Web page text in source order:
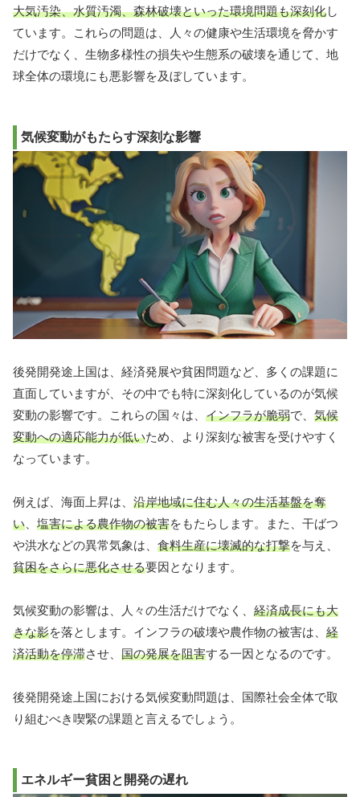
大気汚染、水質汚濁、森林破壊といった環境問題も深刻化し
ています。これらの問題は、人々の健康や生活環境を脅かす
だけでなく、生物多様性の損失や生態系の破壊を通じて、地
球全体の環境にも悪影響を及ぼしています。
気候変動がもたらす深刻な影響
後発開発途上国は、経済発展や貧困問題など、多くの課題に
直面していますが、その中でも特に深刻化しているのが気候
変動の影響です。これらの国々は、 インフラが脆弱で、 気候
変動への適応能力が低いため、より深刻な被害を受けやすく
なっています。
例えば、海面上昇は、 沿岸地域に住む人々の生活基盤を奪
い
塩害による農作物の被害をもたらします。また、干ばつ
や洪水などの異常気象は、 食料生産に壊滅的な打撃を与え、
貧困をさらに悪化させる要因となります。
気候変動の影響は、人々の生活だけでなく、 経済成長にも大
きな影を落とします。インフラの破壊や農作物の被害は、 経
済活動を停滞させ、 国の発展を阻害する一因となるのです。
後発開発途上国における気候変動問題は、国際社会全体で取
り組むべき喫緊の課題と言えるでしょう。
エネルギー貧困と開発の遅れ